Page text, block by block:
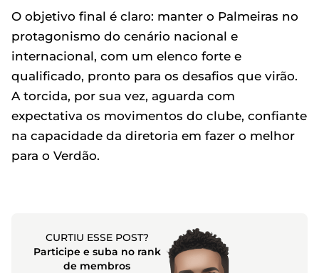
O objetivo final é claro: manter o Palmeiras no
protagonismo do cenário nacional e
internacional, com um elenco forte e
qualificado, pronto para os desafios que virão.
A torcida, por sua vez, aguarda com
expectativa os movimentos do clube, confiante
na capacidade da diretoria em fazer o melhor
para o Verdão.
CURTIU ESSE POST?
Participe e suba no rank
de membros